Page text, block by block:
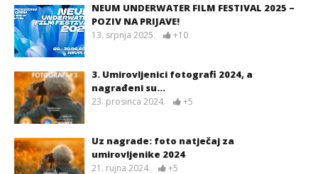
NEUM UNDERWATER FILM FESTIVAL 2025 –
POZIV NA PRIJAVE!
13. srpnja 2025. +10
3. Umirovljenici fotografi 2024, a
nagrađeni su…
23. prosinca 2024. +5
Uz nagrade: foto natječaj za
umirovljenike 2024
21. rujna 2024. +5